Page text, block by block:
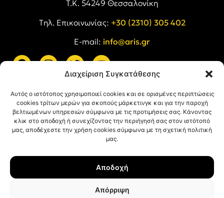
Διαχείριση Συγκατάθεσης
Αυτός ο ιστότοπος χρησιμοποιεί cookies και σε ορισμένες περιπτώσεις
cookies τρίτων μερών για σκοπούς μάρκετινγκ και για την παροχή
βελτιωμένων υπηρεσιών σύμφωνα με τις προτιμήσεις σας. Κάνοντας
κλικ στο αποδοχή ή συνεχίζοντας την περιήγησή σας στον ιστότοπό
μας, αποδέχεστε την χρήση cookies σύμφωνα με τη σχετική πολιτική
μας.
Αποδοχή
Απόρριψη
Τ.Κ. 54249 Θεσσαλονίκη
Tηλ. Επικοινωνίας: +30 (2310) 305 402
E-mail: info@aris.gr
Όροι Χρήσης
Πολιτική Cookies